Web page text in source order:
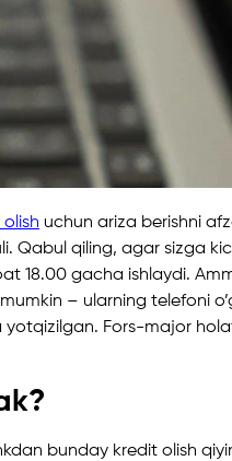
uchun ariza berishni
Qabul qiling, agar sizga
18.00 gacha ishlaydi.
– ularning telefoni
Fors-major
bunday kredit olish